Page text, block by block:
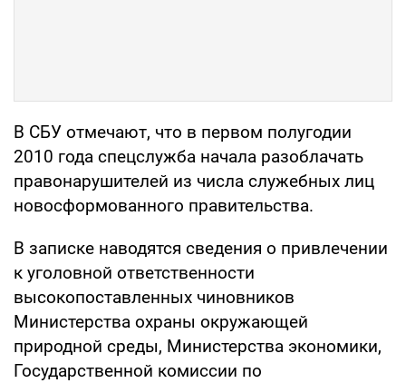
В СБУ отмечают, что в первом полугодии
2010 года спецслужба начала разоблачать
правонарушителей из числа служебных лиц
новосформованного правительства.
В записке наводятся сведения о привлечении
к уголовной ответственности
высокопоставленных чиновников
Министерства охраны окружающей
природной среды, Министерства экономики,
Государственной комиссии по